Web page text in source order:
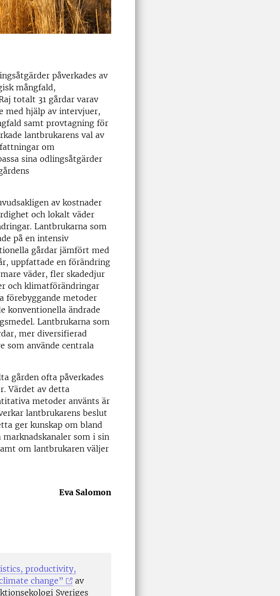
påverkades av
mångfald,
totalt 31 gårdar varav
med hjälp av intervjuer,
samt provtagning för
lantbrukarens val av
om
sina odlingsåtgärder
av kostnader
och lokalt väder
Lantbrukarna som
på en intensiv
gårdar jämfört med
uppfattade en förändring
väder, fler skadedjur
och klimatförändringar
förebyggande metoder
konventionella ändrade
Lantbrukarna som
mer diversifierad
som använde centrala
gården ofta påverkades
Värdet av detta
metoder använts är
lantbrukarens beslut
ger kunskap om bland
som i sin
om lantbrukaren väljer
Eva Salomon
productivity,
change”
av
Sveriges